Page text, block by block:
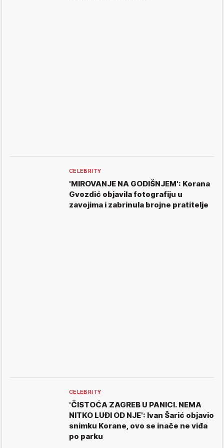
CELEBRITY
'MIROVANJE NA GODIŠNJEM': Korana
Gvozdić objavila fotografiju u
zavojima i zabrinula brojne pratitelje
CELEBRITY
'ČISTOĆA ZAGREB U PANICI. NEMA
NITKO LUĐI OD NJE': Ivan Šarić objavio
snimku Korane, ovo se inače ne viđa
po parku